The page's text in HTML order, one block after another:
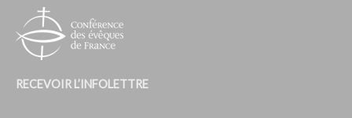
RECEVOIR L’INFOLETTRE